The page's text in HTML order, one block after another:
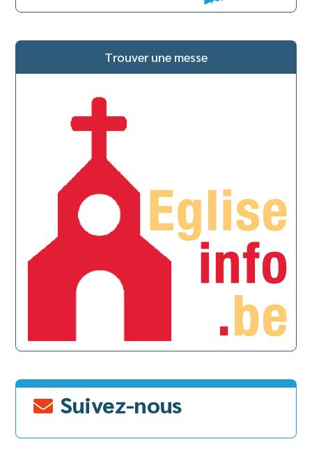
Trouver une messe
Suivez-nous